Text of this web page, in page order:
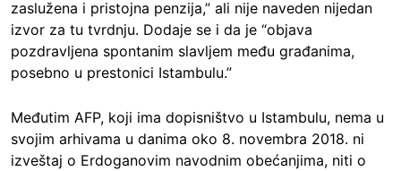
zaslužena i pristojna penzija,” ali nije naveden nijedan
izvor za tu tvrdnju. Dodaje se i da je “objava
pozdravljena spontanim slavljem među građanima,
posebno u prestonici Istambulu.”
Međutim AFP, koji ima dopisništvo u Istambulu, nema u
svojim arhivama u danima oko 8. novembra 2018. ni
izveštaj o Erdoganovim navodnim obećanjima, niti o